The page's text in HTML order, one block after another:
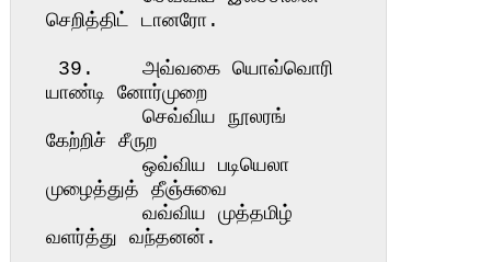
செறித்திட் டானரோ.
யாண்டி னோர்முறை
        செவ்விய நூலரங்
கேற்றிச் சீருற
        ஒவ்விய படியெலா
முழைத்துத் தீஞ்சுவை
        வவ்விய முத்தமிழ்
வளர்த்து வந்தனன்.